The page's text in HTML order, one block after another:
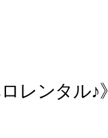
レンタル♪》